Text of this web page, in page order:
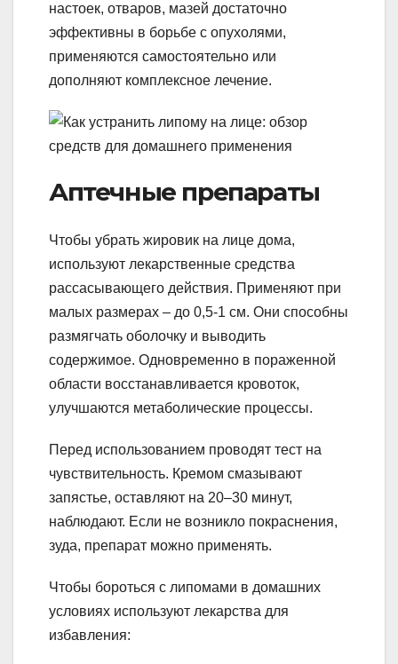
настоек, отваров, мазей достаточно
эффективны в борьбе с опухолями,
применяются самостоятельно или
дополняют комплексное лечение.
Аптечные препараты
Чтобы убрать жировик на лице дома,
используют лекарственные средства
рассасывающего действия. Применяют при
малых размерах – до 0,5-1 см. Они способны
размягчать оболочку и выводить
содержимое. Одновременно в пораженной
области восстанавливается кровоток,
улучшаются метаболические процессы.
Перед использованием проводят тест на
чувствительность. Кремом смазывают
запястье, оставляют на 20–30 минут,
наблюдают. Если не возникло покраснения,
зуда, препарат можно применять.
Чтобы бороться с липомами в домашних
условиях используют лекарства для
избавления: